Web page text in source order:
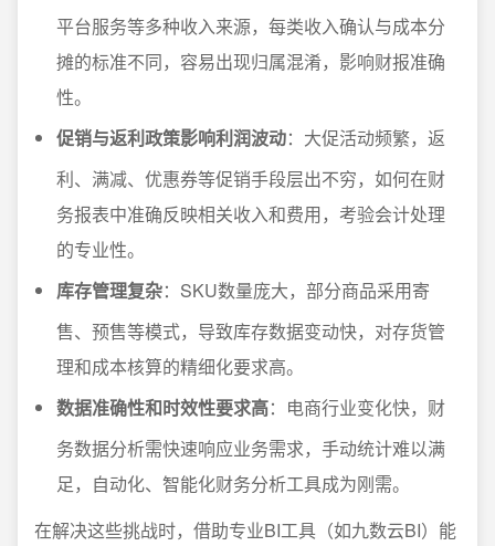
平台服务等多种收入来源，每类收入确认与成本分
摊的标准不同，容易出现归属混淆，影响财报准确
性。
促销与返利政策影响利润波动：大促活动频繁，返
利、满减、优惠券等促销手段层出不穷，如何在财
务报表中准确反映相关收入和费用，考验会计处理
的专业性。
库存管理复杂：SKU数量庞大，部分商品采用寄
售、预售等模式，导致库存数据变动快，对存货管
理和成本核算的精细化要求高。
数据准确性和时效性要求高：电商行业变化快，财
务数据分析需快速响应业务需求，手动统计难以满
足，自动化、智能化财务分析工具成为刚需。
在解决这些挑战时，借助专业BI工具（如九数云BI）能